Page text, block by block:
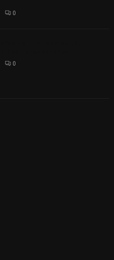
0
0